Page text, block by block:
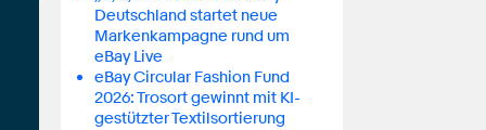
Deutschland startet neue
Markenkampagne rund um
eBay Live
eBay Circular Fashion Fund
2026: Trosort gewinnt mit KI-
gestützter Textilsortierung